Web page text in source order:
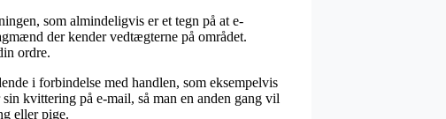
som almindeligvis er et tegn på at e-
der kender vedtægterne på området.
ordre.
i forbindelse med handlen, som eksempelvis
kvittering på e-mail, så man en anden gang vil
eller pige.